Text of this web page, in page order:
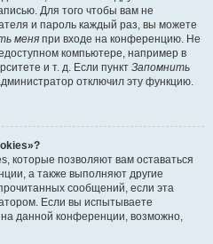
Для того чтобы вам не
и пароль каждый раз, вы можете
меня при входе на конференцию. Не
компьютере, например в
и т. д. Если пункт Запомнить
отключил эту функцию.
которые позволяют вам оставаться
а также выполняют другие
сообщений, если эта
Если вы испытываете
данной конференции, возможно,